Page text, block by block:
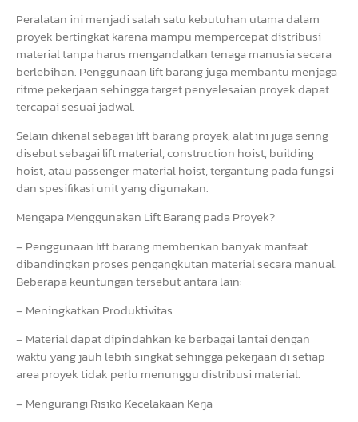
Peralatan ini menjadi salah satu kebutuhan utama dalam
proyek bertingkat karena mampu mempercepat distribusi
material tanpa harus mengandalkan tenaga manusia secara
berlebihan. Penggunaan lift barang juga membantu menjaga
ritme pekerjaan sehingga target penyelesaian proyek dapat
tercapai sesuai jadwal.
Selain dikenal sebagai lift barang proyek, alat ini juga sering
disebut sebagai lift material, construction hoist, building
hoist, atau passenger material hoist, tergantung pada fungsi
dan spesifikasi unit yang digunakan.
Mengapa Menggunakan Lift Barang pada Proyek?
– Penggunaan lift barang memberikan banyak manfaat
dibandingkan proses pengangkutan material secara manual.
Beberapa keuntungan tersebut antara lain:
– Meningkatkan Produktivitas
– Material dapat dipindahkan ke berbagai lantai dengan
waktu yang jauh lebih singkat sehingga pekerjaan di setiap
area proyek tidak perlu menunggu distribusi material.
– Mengurangi Risiko Kecelakaan Kerja